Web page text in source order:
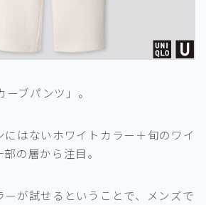
ブパンツ」。
にはないホワイトカラー＋旬のワイ
の層から注目。
が試せるということで、メンズで